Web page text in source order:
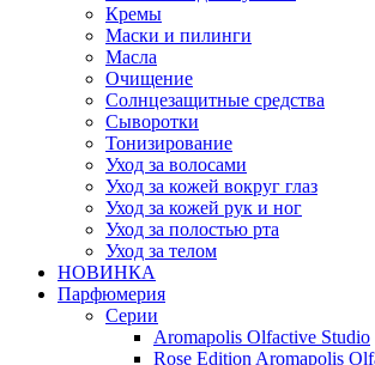
Кремы
Маски и пилинги
Масла
Очищение
Солнцезащитные средства
Сыворотки
Тонизирование
Уход за волосами
Уход за кожей вокруг глаз
Уход за кожей рук и ног
Уход за полостью рта
Уход за телом
НОВИНКА
Парфюмерия
Серии
Aromapolis Olfactive Studio
Rose Edition Aromapolis